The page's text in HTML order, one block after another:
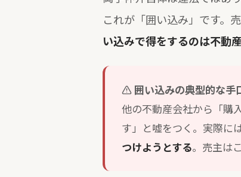
これが「囲い込み」です。
い込みで得をするのは不動
囲い込みの典型的な手
他の不動産会社から「購
す」と嘘をつく。実際に
つけようとする。売主は